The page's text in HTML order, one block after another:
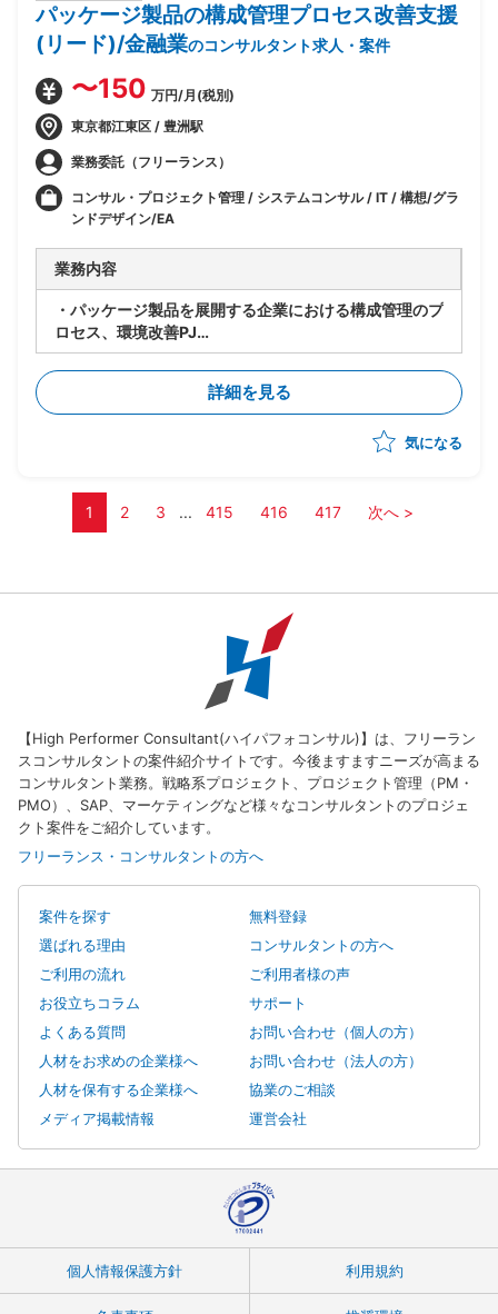
・フェーズ前半〜中盤中心の想定(途中引き継ぎを見込
んだアサインとなる可能性あり)
パッケージ製品の構成管理プロセス改善支援
(リード)/金融業のコンサルタント求人・案件
〜150 万円/月(税別)
東京都江東区 / 豊洲駅
業務委託（フリーランス）
コンサル・プロジェクト管理 / システムコンサル / IT / 構想/グラ
ンドデザイン/EA
業務内容
・パッケージ製品を展開する企業における構成管理のプ
ロセス、環境改善PJ
・製品の生い立ちやカスタマイズの違いにより複数の構
成管理ツール、プロセスが混在している
・現状のソースコード管理状態やプロセスの現状整理か
ら参画し、構成管理の標準プロセスを策定、導入、定着
ロセスの立て直しを軸に推進)
ー現状分析、課題整理
ーその他付随する業務
詳細を見る
気になる
1 2 3 ... 415 416 417 次へ >
【High Performer Consultant(ハイパフォコンサル)】は、フリーラン
スコンサルタントの案件紹介サイトです。今後ますますニーズが高まる
コンサルタント業務。戦略系プロジェクト、プロジェクト管理（PM・
PMO）、SAP、マーケティングなど様々なコンサルタントのプロジェ
クト案件をご紹介しています。
フリーランス・コンサルタントの方へ
案件を探す
無料登録
選ばれる理由
コンサルタントの方へ
ご利用の流れ
ご利用者様の声
お役立ちコラム
サポート
よくある質問
お問い合わせ（個人の方）
人材をお求めの企業様へ
お問い合わせ（法人の方）
人材を保有する企業様へ
協業のご相談
メディア掲載情報
運営会社
個人情報保護方針 利用規約